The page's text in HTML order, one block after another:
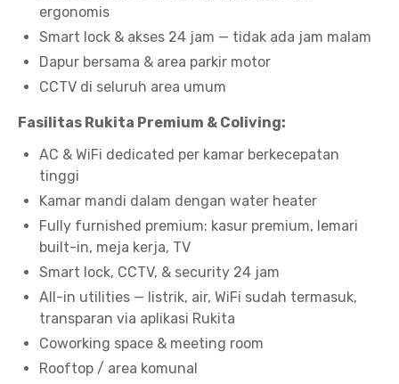
ergonomis
Smart lock & akses 24 jam — tidak ada jam malam
Dapur bersama & area parkir motor
CCTV di seluruh area umum
Fasilitas Rukita Premium & Coliving:
AC & WiFi dedicated per kamar berkecepatan
tinggi
Kamar mandi dalam dengan water heater
Fully furnished premium: kasur premium, lemari
built-in, meja kerja, TV
Smart lock, CCTV, & security 24 jam
All-in utilities — listrik, air, WiFi sudah termasuk,
transparan via aplikasi Rukita
Coworking space & meeting room
Rooftop / area komunal